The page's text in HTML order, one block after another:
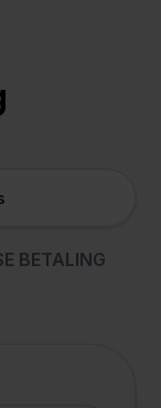
BETALING